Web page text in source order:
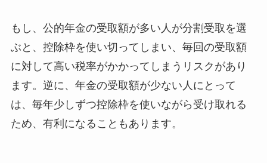
もし、公的年金の受取額が多い人が分割受取を選
ぶと、控除枠を使い切ってしまい、毎回の受取額
に対して高い税率がかかってしまうリスクがあり
ます。逆に、年金の受取額が少ない人にとって
は、毎年少しずつ控除枠を使いながら受け取れる
ため、有利になることもあります。